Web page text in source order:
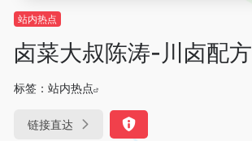
站内热点
卤菜大叔陈涛-川卤配方
标签： 站内热点
链接直达